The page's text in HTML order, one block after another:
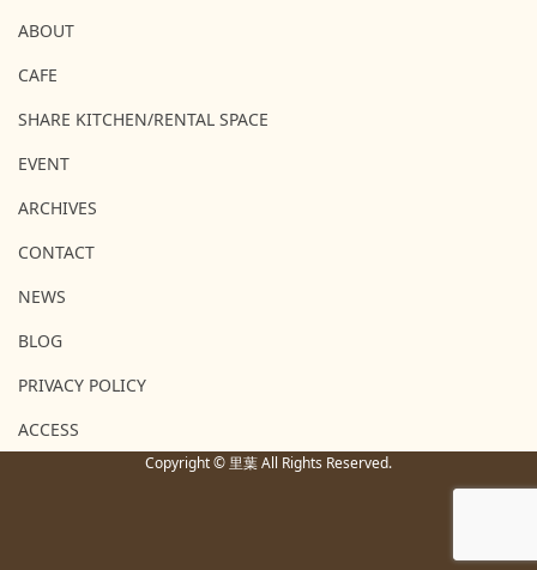
ABOUT
CAFE
SHARE KITCHEN/RENTAL SPACE
EVENT
ARCHIVES
CONTACT
NEWS
BLOG
PRIVACY POLICY
ACCESS
Copyright © 里葉 All Rights Reserved.